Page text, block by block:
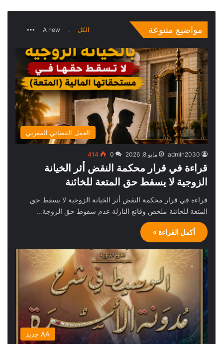
يسقط حق المتعة للخائنة
الوسيط في شرح مدونة الأسرة للدكتور محمد الكشبور
الكراء التجاري بين ظهير 1955 والقانون رقم 49.16
تحميل كتاب الأسواق المالية
للأستاذ محمد بفقير
مواضيع متنوعة الكل .
A new
More
العمل القضائي المغربي
admin2030 مايو 8, 2026 0
414
قراءة في قرار محكمة النقض أثر الخيانة
الزوجية لا يسقط حق المتعة للخائنة
قراءة في قرار محكمة النقض أثر الخيانة الزوجية لا يسقط حق
المتعة للخائنة ملخص وقائع النازلة عدم سقوط حق الزوجة…
أكمل القراءة »
AA جديد